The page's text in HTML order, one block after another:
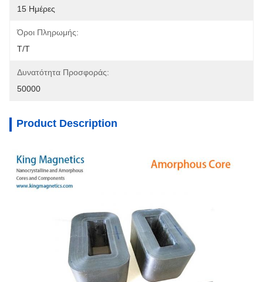
15 Ημέρες
Όροι Πληρωμής:
T/T
Δυνατότητα Προσφοράς:
50000
Product Description